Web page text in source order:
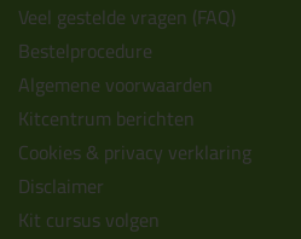
Veel gestelde vragen (FAQ)
Bestelprocedure
Algemene voorwaarden
Kitcentrum berichten
Cookies & privacy verklaring
Disclaimer
Kit cursus volgen